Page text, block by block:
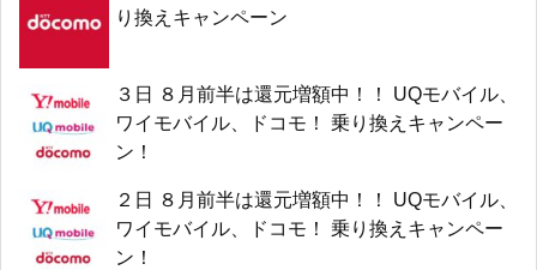
り換えキャンペーン
３日 ８月前半は還元増額中！！ UQモバイル、
ワイモバイル、ドコモ！ 乗り換えキャンペー
ン！
２日 ８月前半は還元増額中！！ UQモバイル、
ワイモバイル、ドコモ！ 乗り換えキャンペー
ン！